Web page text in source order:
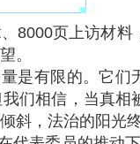
8000页上访材
。
是有限的。它
们相信，当真
，法治的阳光终